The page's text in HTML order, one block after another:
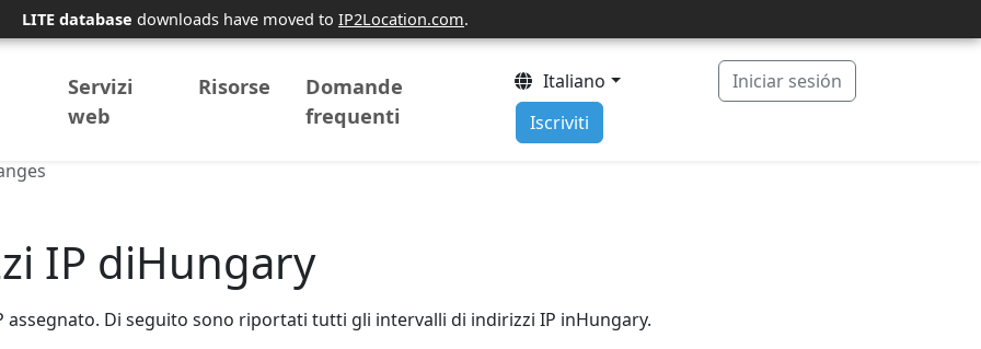
LITE database downloads have moved to IP2Location.com.
Servizi
web
Risorse
Domande
frequenti
Italiano
Iniciar sesión
Iscriviti
IP diHungary
assegnato. Di seguito sono riportati tutti gli intervalli di indirizzi IP inHungary.